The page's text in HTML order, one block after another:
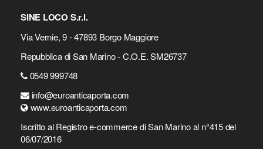
SINE LOCO S.r.l.
Via Vernie, 9 - 47893 Borgo Maggiore
Repubblica di San Marino - C.O.E. SM26737
0549 999748
info@euroanticaporta.com
www.euroanticaporta.com
Iscritto al Registro e-commerce di San Marino al n°415 del
06/07/2016